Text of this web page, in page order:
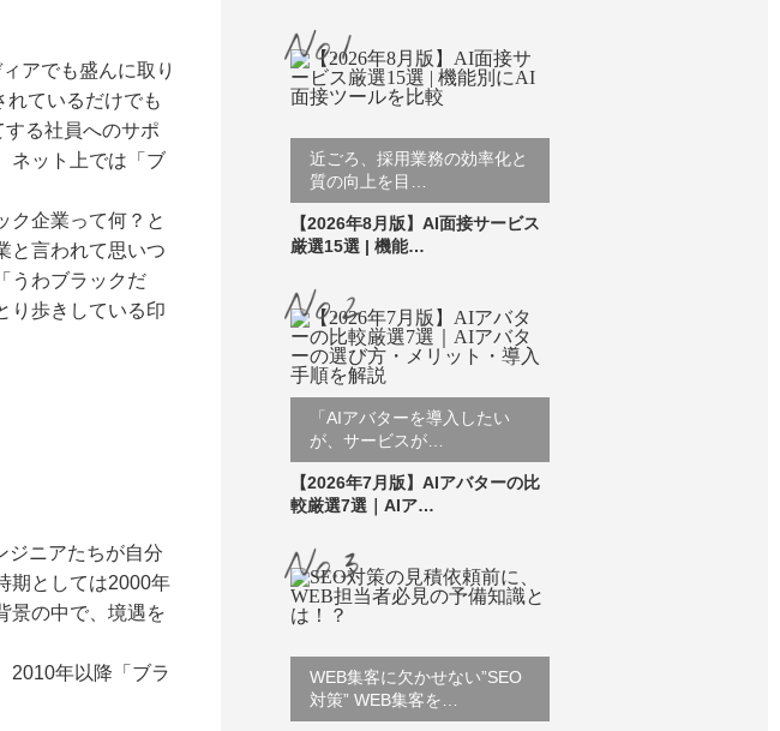
アでも盛んに取り
れているだけでも
る社員へのサポ
ネット上では「ブ
ク企業って何？と
と言われて思いつ
うわブラックだ
り歩きしている印
ジニアたちが自分
期としては2000年
景の中で、境遇を
2010年以降「ブラ
近ごろ、採用業務の効率化と
質の向上を目…
【2026年8月版】AI面接サービス
厳選15選 | 機能…
「AIアバターを導入したい
が、サービスが…
【2026年7月版】AIアバターの比
較厳選7選｜AIア…
WEB集客に欠かせない”SEO
対策” WEB集客を…